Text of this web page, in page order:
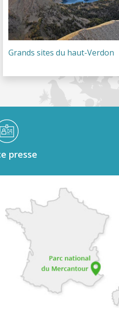
Grands sites du haut-Verdon
presse